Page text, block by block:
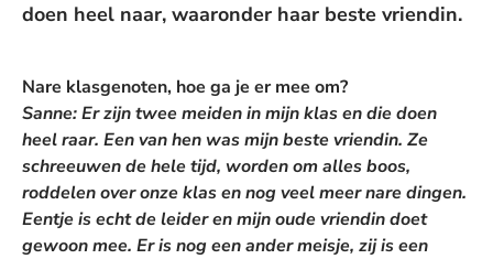
doen heel naar, waaronder haar beste vriendin.
Nare klasgenoten, hoe ga je er mee om?
Sanne: Er zijn twee meiden in mijn klas en die doen
heel raar. Een van hen was mijn beste vriendin. Ze
schreeuwen de hele tijd, worden om alles boos,
roddelen over onze klas en nog veel meer nare dingen.
Eentje is echt de leider en mijn oude vriendin doet
gewoon mee. Er is nog een ander meisje, zij is een